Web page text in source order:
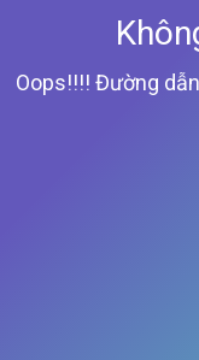
Oops!!!! Đường